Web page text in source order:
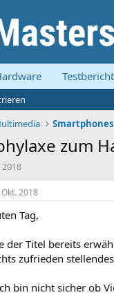
zum
2018
Tag,
der Titel bereits
zufrieden
bin nicht sicher ob